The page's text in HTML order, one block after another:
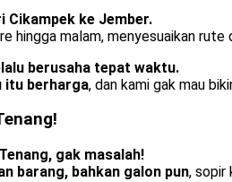
Cikampek ke Jember.
hingga malam, menyesuaikan rute
berusaha tepat waktu.
itu berharga, dan kami gak mau
gak masalah!
barang, bahkan galon pun, sopir